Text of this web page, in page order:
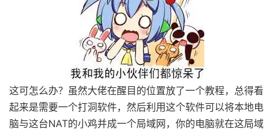
这可怎么办？虽然大佬在醒目的位置放了一个教程，总得看
起来是需要一个打洞软件，然后利用这个软件可以将本地电
脑与这台NAT的小鸡并成一个局域网，你的电脑就在这局域